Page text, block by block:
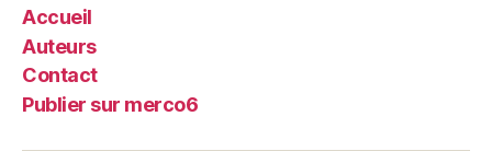
Accueil
Auteurs
Contact
Publier sur merco6